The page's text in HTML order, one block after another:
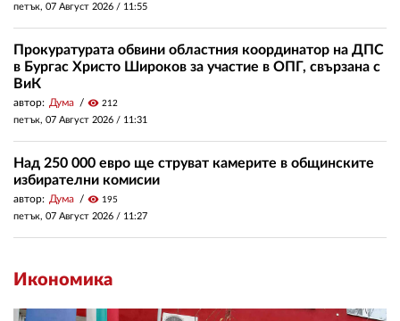
петък, 07 Август 2026 / 11:55
Прокуратурата обвини областния координатор на ДПС
в Бургас Христо Широков за участие в ОПГ, свързана с
ВиК
автор: Дума visibility 212
петък, 07 Август 2026 / 11:31
Над 250 000 евро ще струват камерите в общинските
избирателни комисии
автор: Дума visibility 195
петък, 07 Август 2026 / 11:27
Икономика